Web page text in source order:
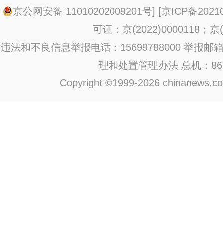
京公网安备 11010202009201号] [京ICP备
可证：京(2022)0000118；京
违法和不良信息举报电话：15699788000 举报邮
理和处置管理办法 总机：
Copyright ©1999-2026